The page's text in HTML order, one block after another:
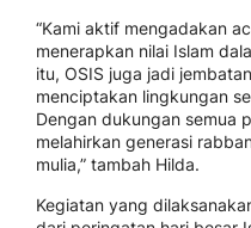
“Kami aktif mengadakan
menerapkan nilai Islam
itu, OSIS juga jadi
menciptakan lingkungan
Dengan dukungan semua
melahirkan generasi
mulia,” tambah Hilda.
Kegiatan yang